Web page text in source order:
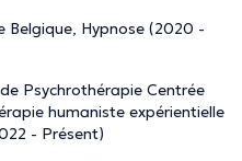
Belgique, Hypnose (2020 -
Psychrothérapie Centrée
humaniste expérientielle
- Présent)